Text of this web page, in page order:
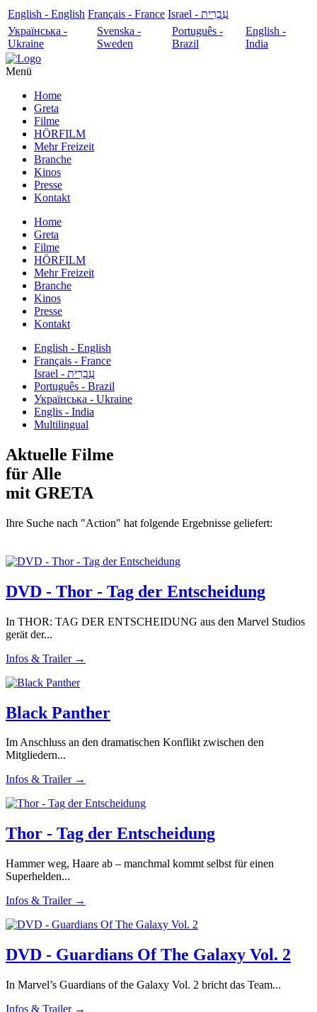
English - English Français - France
עִבְרִית - Israel
Українська -
Ukraine
Svenska -
Sweden
Português -
Brazil
English -
India
Menü
Home
Greta
Filme
HÖRFILM
Mehr Freizeit
Branche
Kinos
Presse
Kontakt
Home
Greta
Filme
HÖRFILM
Mehr Freizeit
Branche
Kinos
Presse
Kontakt
English - English
Français - France
עִבְרִית - Israel
Português - Brazil
Українська - Ukraine
Englis - India
Multilingual
Aktuelle Filme
für Alle
mit GRETA
Ihre Suche nach "Action" hat folgende Ergebnisse geliefert:
DVD - Thor - Tag der Entscheidung
In THOR: TAG DER ENTSCHEIDUNG aus den Marvel Studios
gerät der...
Infos & Trailer →
Black Panther
Im Anschluss an den dramatischen Konflikt zwischen den
Mitgliedern...
Infos & Trailer →
Thor - Tag der Entscheidung
Hammer weg, Haare ab – manchmal kommt selbst für einen
Superhelden...
Infos & Trailer →
DVD - Guardians Of The Galaxy Vol. 2
In Marvel’s Guardians of the Galaxy Vol. 2 bricht das Team...
Infos & Trailer →